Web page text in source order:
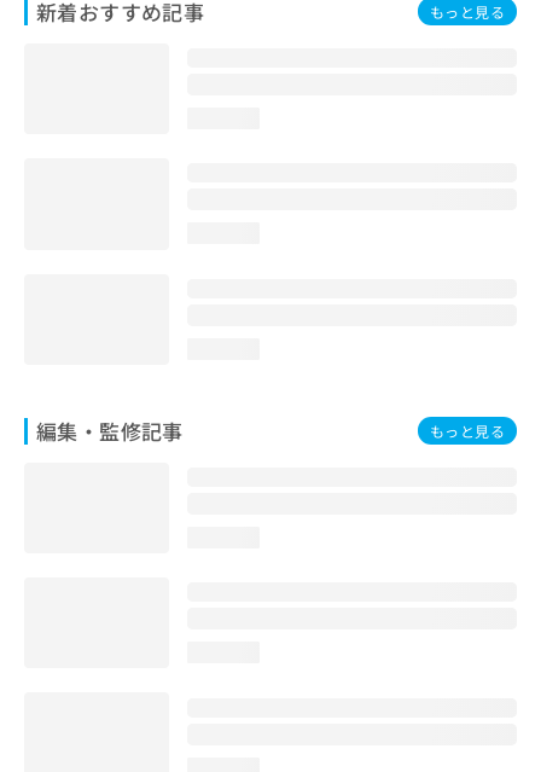
新着おすすめ記事 もっと見る
編集・監修記事 もっと見る
お